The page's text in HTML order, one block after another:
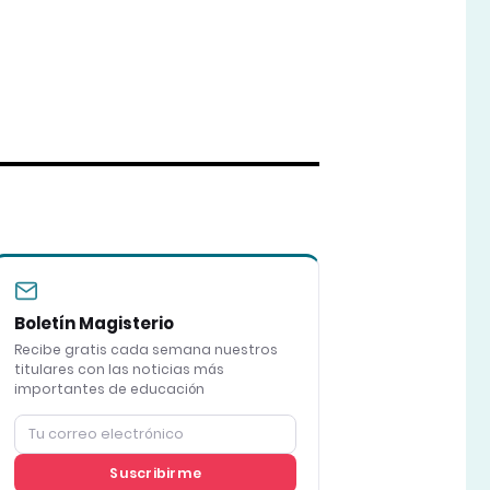
Boletín Magisterio
Recibe gratis cada semana nuestros
titulares con las noticias más
importantes de educación
Suscribirme